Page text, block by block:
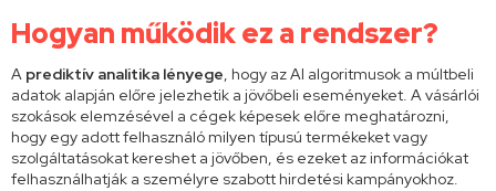
Hogyan működik ez a rendszer?
A prediktív analitika lényege, hogy az AI algoritmusok a múltbeli
adatok alapján előre jelezhetik a jövőbeli eseményeket. A vásárlói
szokások elemzésével a cégek képesek előre meghatározni,
hogy egy adott felhasználó milyen típusú termékeket vagy
szolgáltatásokat kereshet a jövőben, és ezeket az információkat
felhasználhatják a személyre szabott hirdetési kampányokhoz.